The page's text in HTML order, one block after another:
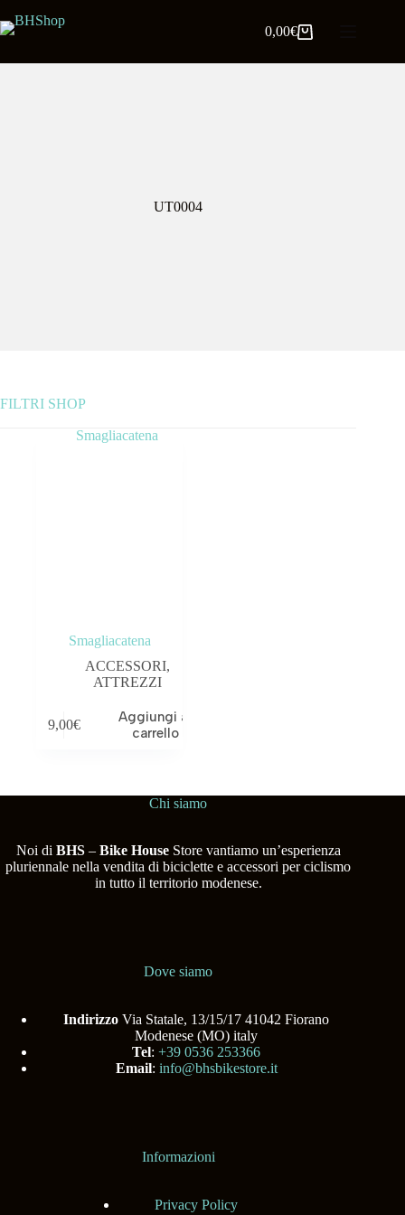
0,00€
UT0004
FILTRI SHOP
OUTLET
Smagliacatena
ACCESSORI,
ATTREZZI
9,00€
Aggiungi al
carrello
Chi siamo
Noi di BHS– Bike HouseStore vantiamo un’esperienza
pluriennale nella vendita di biciclette e accessori per ciclismo
in tutto il territorio modenese.
Dove siamo
Indirizzo Via Statale, 13/15/17 41042 Fiorano
Modenese (MO) italy
Tel:+39 0536 253366
Email: info@bhsbikestore.it
Informazioni
Privacy Policy